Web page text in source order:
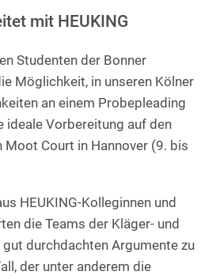
mit HEUKING
Studenten der Bonner
Möglichkeit, in unseren Kölner
an einem Probepleading
ideale Vorbereitung auf den
Moot Court in Hannover (9. bis
HEUKING-Kolleginnen und
die Teams der Kläger- und
durchdachten Argumente zu
der unter anderem die